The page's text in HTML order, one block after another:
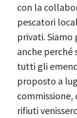
con la
pescatori
privati.
anche perché
tutti gli
proposto a
commissione,
rifiuti